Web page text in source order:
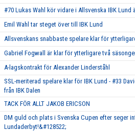
#70 Lukas Wahl kör vidare i Allsvenska IBK Lund
Emil Wahl tar steget över till IBK Lund
Allsvenskans snabbaste spelare klar för
Gabriel Fogwall är klar för ytterligare två
A-lagskontrakt för Alexander Linderståhl
SSL-meriterad spelare klar för IBK Lund - #33
från IBK Dalen
TACK FÖR ALLT JAKOB ERICSON
DM guld och plats i Svenska Cupen efter seger
Lundaderbyt!&#128522;